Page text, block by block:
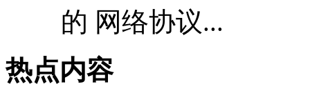
的 网络协议...
热点内容